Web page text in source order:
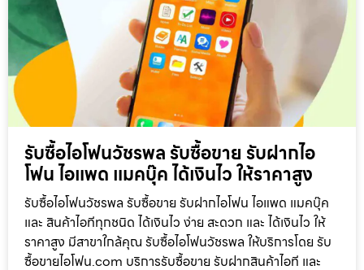
รับซื้อไอโฟนวัชรพล รับซื้อขาย รับฝากไอ
โฟน ไอแพด แมคบุ๊ค ได้เงินไว ให้ราคาสูง
รับซื้อไอโฟนวัชรพล รับซื้อขาย รับฝากไอโฟน ไอแพด แมคบุ๊ค
และ สินค้าไอทีทุกชนิด ได้เงินไว ง่าย สะดวก และ ได้เงินไว ให้
ราคาสูง มีสาขาใกล้คุณ รับซื้อไอโฟนวัชรพล ให้บริการโดย รับ
ซื้อขายไอโฟน.com บริการรับซื้อขาย รับฝากสินค้าไอที และ